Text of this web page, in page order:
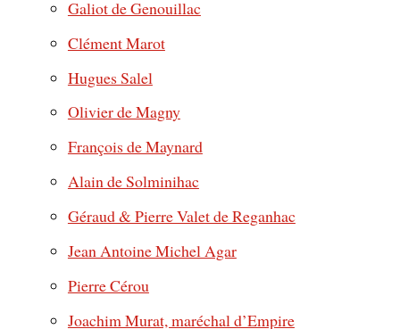
Galiot de Genouillac
Clément Marot
Hugues Salel
Olivier de Magny
François de Maynard
Alain de Solminihac
Géraud & Pierre Valet de Reganhac
Jean Antoine Michel Agar
Pierre Cérou
Joachim Murat, maréchal d’Empire